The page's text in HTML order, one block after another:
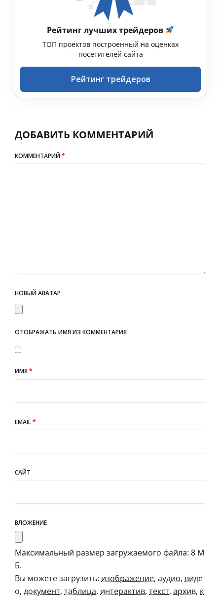
Рейтинг лучших трейдеров
ТОП проектов построенный на оценках
посетителей сайта
Рейтинг трейдеров
ДОБАВИТЬ КОММЕНТАРИЙ
КОММЕНТАРИЙ*
НОВЫЙ АВАТАР
ОТОБРАЖАТЬ ИМЯ ИЗ КОММЕНТАРИЯ
ИМЯ*
EMAIL*
САЙТ
ВЛОЖЕНИЕ
Максимальный размер загружаемого файла: 8 М
Б.
Вы можете загрузить: изображение, аудио, виде
о, документ, таблица, интерактив, текст, архив, к